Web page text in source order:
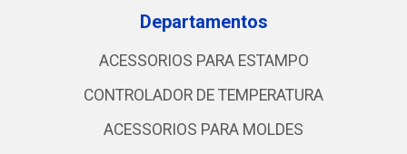
Departamentos
ACESSORIOS PARA ESTAMPO
CONTROLADOR DE TEMPERATURA
ACESSORIOS PARA MOLDES